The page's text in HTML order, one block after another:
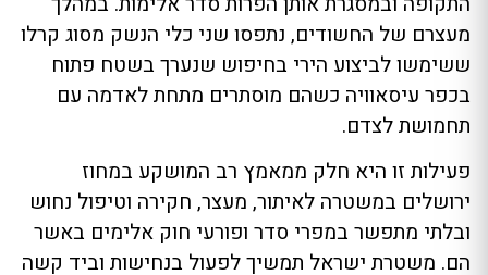
מעצרם של החשודים, נתפסו שני כלי הנשק מסוג קרלו
ששימשו לביצוע הירי בחיפוש שנערך בשטח פתוח
בכפר עיסאוויה כשהם מוסתרים מתחת לאדמה עם
תחמושת לצדם.
פעילות זו היא חלק ממאמץ רב המושקע במחוז
ירושלים במשטרה לאיתור, מעצר, חקירה וטיפול נחוש
ובלתי מתפשר במפרי סדר ופורעי חוק אלימים באשר
הם. משטרת ישראל תמשיך לפעול בנחישות וביד קשה